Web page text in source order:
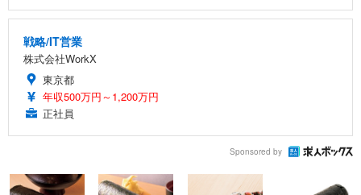
戦略/IT営業
株式会社WorkX
東京都
年収500万円～1,200万円
正社員
Sponsored by